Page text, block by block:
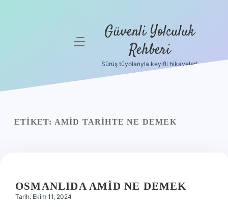
menüyü Güvenli Yolculuk
Rehberi
Sürüş tüyolarıyla keyifli hikayeler!
ETIKET: AMID TARIHTE NE DEMEK
OSMANLIDA AMID NE DEMEK
Tarih: Ekim 11, 2024